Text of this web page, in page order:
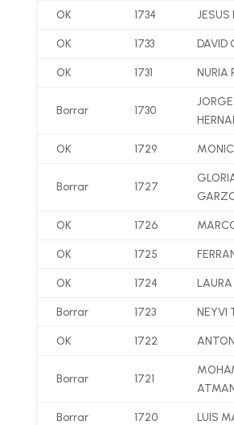
OK 1734 JESUS
OK 1733 DAVID
OK 1731 NURIA
Borrar 1730
OK 1729
Borrar 1727
OK 1726
OK 1725
OK 1724
Borrar 1723 NEYVI
OK 1722
Borrar 1721
Borrar 1720 LUIS